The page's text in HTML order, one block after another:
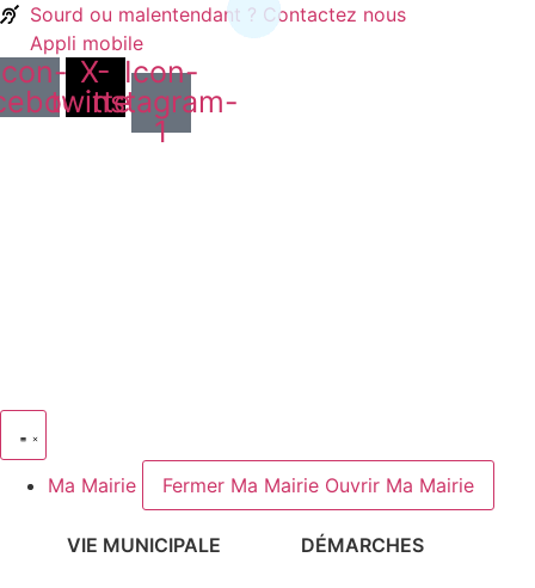
Sourd ou malentendant ? Contactez nous
Appli mobile
X-
twitter
Icon-
instagram-
1
Ma Mairie Fermer Ma Mairie Ouvrir Ma Mairie
VIE MUNICIPALE DÉMARCHES